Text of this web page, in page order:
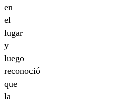
en
el
lugar
y
luego
reconoció
que
la